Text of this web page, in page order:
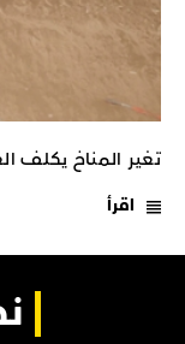
تغير المناخ يكلف العالم
اقرأ